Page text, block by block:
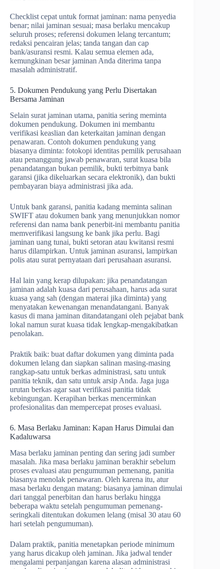
Checklist cepat untuk format jaminan: nama penyedia
benar; nilai jaminan sesuai; masa berlaku mencakup
seluruh proses; referensi dokumen lelang tercantum;
redaksi pencairan jelas; tanda tangan dan cap
bank/asuransi resmi. Kalau semua elemen ada,
kemungkinan besar jaminan Anda diterima tanpa
masalah administratif.
5. Dokumen Pendukung yang Perlu Disertakan
Bersama Jaminan
Selain surat jaminan utama, panitia sering meminta
dokumen pendukung. Dokumen ini membantu
verifikasi keaslian dan keterkaitan jaminan dengan
penawaran. Contoh dokumen pendukung yang
biasanya diminta: fotokopi identitas pemilik perusahaan
atau penanggung jawab penawaran, surat kuasa bila
penandatangan bukan pemilik, bukti terbitnya bank
garansi (jika dikeluarkan secara elektronik), dan bukti
pembayaran biaya administrasi jika ada.
Untuk bank garansi, panitia kadang meminta salinan
SWIFT atau dokumen bank yang menunjukkan nomor
referensi dan nama bank penerbit-ini membantu panitia
memverifikasi langsung ke bank jika perlu. Bagi
jaminan uang tunai, bukti setoran atau kwitansi resmi
harus dilampirkan. Untuk jaminan asuransi, lampirkan
polis atau surat pernyataan dari perusahaan asuransi.
Hal lain yang kerap dilupakan: jika penandatangan
jaminan adalah kuasa dari perusahaan, harus ada surat
kuasa yang sah (dengan materai jika diminta) yang
menyatakan kewenangan menandatangani. Banyak
kasus di mana jaminan ditandatangani oleh pejabat bank
lokal namun surat kuasa tidak lengkap-mengakibatkan
penolakan.
Praktik baik: buat daftar dokumen yang diminta pada
dokumen lelang dan siapkan salinan masing-masing
rangkap-satu untuk berkas administrasi, satu untuk
panitia teknik, dan satu untuk arsip Anda. Jaga juga
urutan berkas agar saat verifikasi panitia tidak
kebingungan. Kerapihan berkas mencerminkan
profesionalitas dan mempercepat proses evaluasi.
6. Masa Berlaku Jaminan: Kapan Harus Dimulai dan
Kadaluwarsa
Masa berlaku jaminan penting dan sering jadi sumber
masalah. Jika masa berlaku jaminan berakhir sebelum
proses evaluasi atau pengumuman pemenang, panitia
biasanya menolak penawaran. Oleh karena itu, atur
masa berlaku dengan matang: biasanya jaminan dimulai
dari tanggal penerbitan dan harus berlaku hingga
beberapa waktu setelah pengumuman pemenang-
seringkali ditentukan dokumen lelang (misal 30 atau 60
hari setelah pengumuman).
Dalam praktik, panitia menetapkan periode minimum
yang harus dicakup oleh jaminan. Jika jadwal tender
mengalami perpanjangan karena alasan administrasi